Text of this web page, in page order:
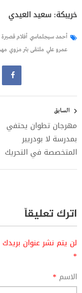
خريبكة: سعيد العيدي
أحمد سيجلماسي أفلام قصيرة
عمرو علي ملتقى بئر مزوي
المقالات
السابق
مهرجان تطوان يحتفي
بمدرسة لا بودريير
المتخصصة في التحريك
اترك تعليقاً
لن يتم نشر عنوان بريدك
*
الاسم *